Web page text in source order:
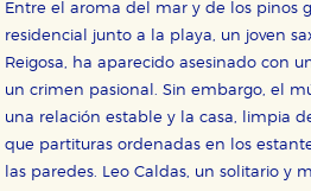
Entre el aroma del mar y de los pinos
residencial junto a la playa, un joven
Reigosa, ha aparecido asesinado con
un crimen pasional. Sin embargo, el
una relación estable y la casa, limpia
que partituras ordenadas en los
las paredes. Leo Caldas, un solitario y